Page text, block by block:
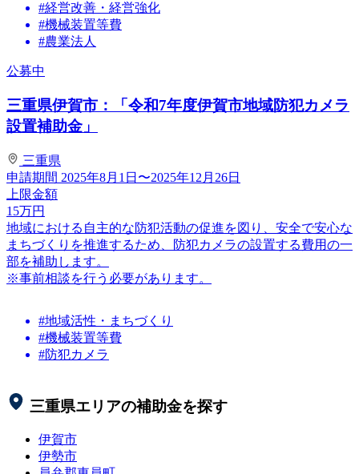
#経営改善・経営強化
#機械装置等費
#農業法人
公募中
三重県伊賀市：「令和7年度伊賀市地域防犯カメラ
設置補助金」
三重県
申請期間 2025年8月1日〜2025年12月26日
上限金額
15万円
地域における自主的な防犯活動の促進を図り、安全で安心な
まちづくりを推進するため、防犯カメラの設置する費用の一
部を補助します。
※事前相談を行う必要があります。
#地域活性・まちづくり
#機械装置等費
#防犯カメラ
三重県エリアの補助金を探す
伊賀市
伊勢市